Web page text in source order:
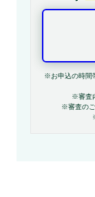
※お申込の時間
※審査
※審査の